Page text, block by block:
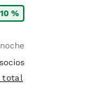
%
del total
total